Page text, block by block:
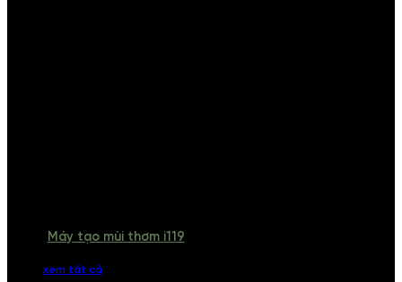
Máy tạo mùi thơm i119
xem tất cả